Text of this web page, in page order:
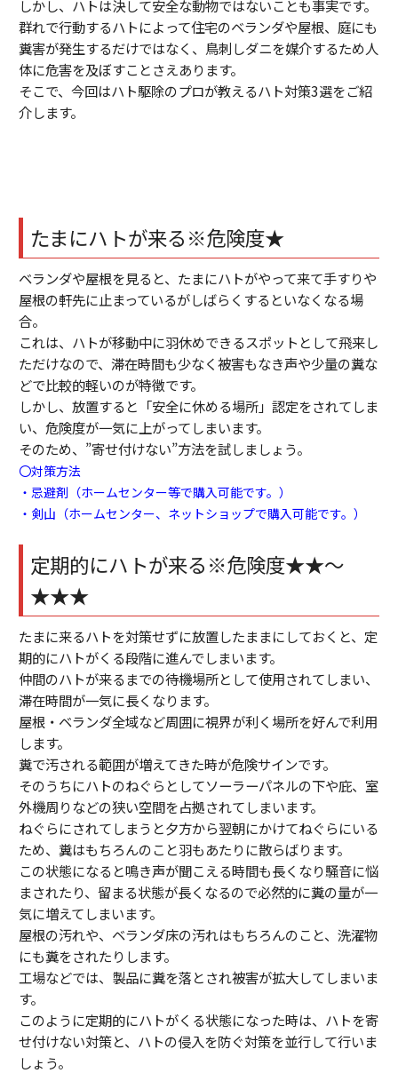
しかし、ハトは決して安全な動物ではないことも事実です。
群れで行動するハトによって住宅のベランダや屋根、庭にも
糞害が発生するだけではなく、鳥刺しダニを媒介するため人
体に危害を及ぼすことさえあります。
そこで、今回はハト駆除のプロが教えるハト対策3選をご紹
介します。
たまにハトが来る※危険度★
ベランダや屋根を見ると、たまにハトがやって来て手すりや
屋根の軒先に止まっているがしばらくするといなくなる場
合。
これは、ハトが移動中に羽休めできるスポットとして飛来し
ただけなので、滞在時間も少なく被害もなき声や少量の糞な
どで比較的軽いのが特徴です。
しかし、放置すると「安全に休める場所」認定をされてしま
い、危険度が一気に上がってしまいます。
そのため、”寄せ付けない”方法を試しましょう。
〇対策方法
・忌避剤（ホームセンター等で購入可能です。）
・剣山（ホームセンター、ネットショップで購入可能です。）
定期的にハトが来る※危険度★★～
★★★
たまに来るハトを対策せずに放置したままにしておくと、定
期的にハトがくる段階に進んでしまいます。
仲間のハトが来るまでの待機場所として使用されてしまい、
滞在時間が一気に長くなります。
屋根・ベランダ全域など周囲に視界が利く場所を好んで利用
します。
糞で汚される範囲が増えてきた時が危険サインです。
そのうちにハトのねぐらとしてソーラーパネルの下や庇、室
外機周りなどの狭い空間を占拠されてしまいます。
ねぐらにされてしまうと夕方から翌朝にかけてねぐらにいる
ため、糞はもちろんのこと羽もあたりに散らばります。
この状態になると鳴き声が聞こえる時間も長くなり騒音に悩
まされたり、留まる状態が長くなるので必然的に糞の量が一
気に増えてしまいます。
屋根の汚れや、ベランダ床の汚れはもちろんのこと、洗濯物
にも糞をされたりします。
工場などでは、製品に糞を落とされ被害が拡大してしまいま
す。
このように定期的にハトがくる状態になった時は、ハトを寄
せ付けない対策と、ハトの侵入を防ぐ対策を並行して行いま
しょう。